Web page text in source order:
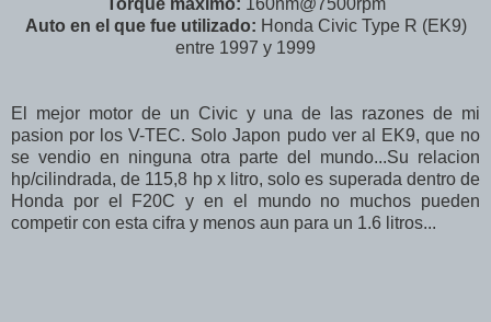
Torque maximo: 160nm@7500rpm
Auto en el que fue utilizado: Honda Civic Type R (EK9)
entre 1997 y 1999
El mejor motor de un Civic y una de las razones de mi
pasion por los V-TEC. Solo Japon pudo ver al EK9, que no
se vendio en ninguna otra parte del mundo...Su relacion
hp/cilindrada, de 115,8 hp x litro, solo es superada dentro de
Honda por el F20C y en el mundo no muchos pueden
competir con esta cifra y menos aun para un 1.6 litros...